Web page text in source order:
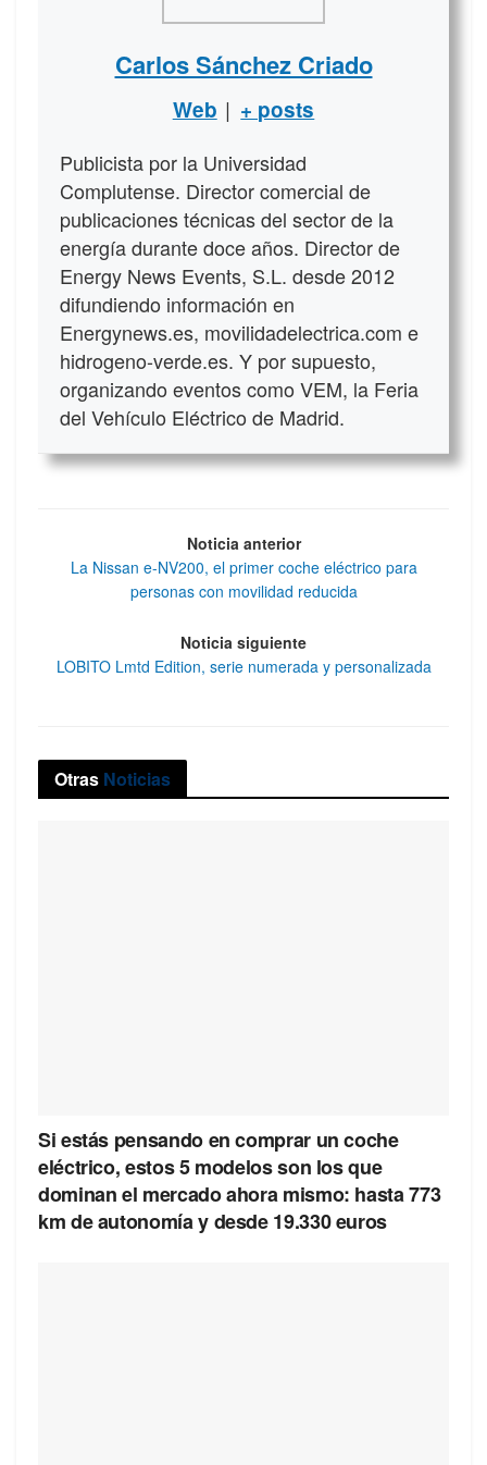
Carlos Sánchez Criado
Web | + posts
Publicista por la Universidad
Complutense. Director comercial de
publicaciones técnicas del sector de la
energía durante doce años. Director de
Energy News Events, S.L. desde 2012
difundiendo información en
Energynews.es, movilidadelectrica.com e
hidrogeno-verde.es. Y por supuesto,
organizando eventos como VEM, la Feria
del Vehículo Eléctrico de Madrid.
Noticia anterior
La Nissan e-NV200, el primer coche eléctrico para
personas con movilidad reducida
Noticia siguiente
LOBITO Lmtd Edition, serie numerada y personalizada
Otras Noticias
Si estás pensando en comprar un coche
eléctrico, estos 5 modelos son los que
dominan el mercado ahora mismo: hasta 773
km de autonomía y desde 19.330 euros